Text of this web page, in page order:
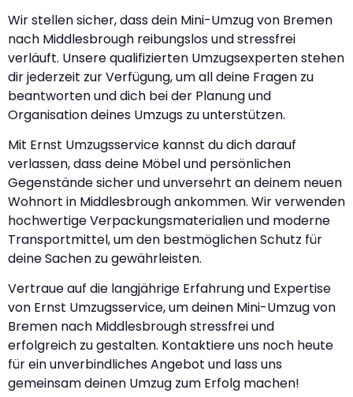
Wir stellen sicher, dass dein Mini-Umzug von Bremen
nach Middlesbrough reibungslos und stressfrei
verläuft. Unsere qualifizierten Umzugsexperten stehen
dir jederzeit zur Verfügung, um all deine Fragen zu
beantworten und dich bei der Planung und
Organisation deines Umzugs zu unterstützen.
Mit Ernst Umzugsservice kannst du dich darauf
verlassen, dass deine Möbel und persönlichen
Gegenstände sicher und unversehrt an deinem neuen
Wohnort in Middlesbrough ankommen. Wir verwenden
hochwertige Verpackungsmaterialien und moderne
Transportmittel, um den bestmöglichen Schutz für
deine Sachen zu gewährleisten.
Vertraue auf die langjährige Erfahrung und Expertise
von Ernst Umzugsservice, um deinen Mini-Umzug von
Bremen nach Middlesbrough stressfrei und
erfolgreich zu gestalten. Kontaktiere uns noch heute
für ein unverbindliches Angebot und lass uns
gemeinsam deinen Umzug zum Erfolg machen!